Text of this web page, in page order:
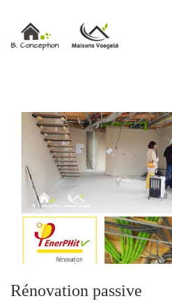
Rénovation passive